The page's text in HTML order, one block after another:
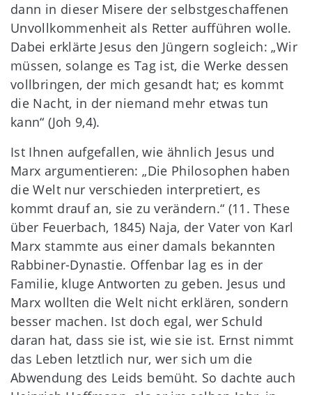
dann in dieser Misere der selbstgeschaffenen
Unvollkommenheit als Retter aufführen wolle.
Dabei erklärte Jesus den Jüngern sogleich: „Wir
müssen, solange es Tag ist, die Werke dessen
vollbringen, der mich gesandt hat; es kommt
die Nacht, in der niemand mehr etwas tun
kann“ (Joh 9,4).
Ist Ihnen aufgefallen, wie ähnlich Jesus und
Marx argumentieren: „Die Philosophen haben
die Welt nur verschieden interpretiert, es
kommt drauf an, sie zu verändern.“ (11. These
über Feuerbach, 1845) Naja, der Vater von Karl
Marx stammte aus einer damals bekannten
Rabbiner-Dynastie. Offenbar lag es in der
Familie, kluge Antworten zu geben. Jesus und
Marx wollten die Welt nicht erklären, sondern
besser machen. Ist doch egal, wer Schuld
daran hat, dass sie ist, wie sie ist. Ernst nimmt
das Leben letztlich nur, wer sich um die
Abwendung des Leids bemüht. So dachte auch